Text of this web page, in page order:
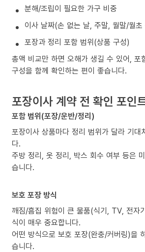
분해/조립이 필요한 가구 비중
이사 날짜(손 없는 날, 주말, 월말/월
포장과 정리 포함 범위(상품 구성)
총액 비교만 하면 오해가 생길 수 있어, 포
구성을 함께 확인하는 편이 좋습니다.
포장이사 계약 전 확인 포인
포함 범위(포장/운반/정리)
포장이사 상품마다 정리 범위가 달라 기대
다.
주방 정리, 옷 정리, 박스 회수 여부 등은
습니다.
보호 포장 방식
깨짐/흠집 위험이 큰 물품(식기, TV, 전자
식이 매우 중요합니다.
어떤 방식으로 보호 포장(완충/커버링)을
습니다.